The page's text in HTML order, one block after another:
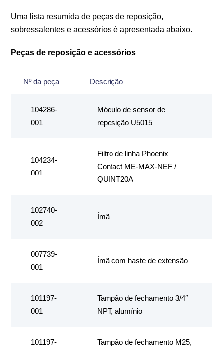
Uma lista resumida de peças de reposição,
sobressalentes e acessórios é apresentada abaixo.
Peças de reposição e acessórios
Nº da peça Descrição
104286-
001
Módulo de sensor de
reposição U5015
104234-
001
Filtro de linha Phoenix
Contact ME-MAX-NEF /
QUINT20A
102740-
002
Ímã
007739-
001
Ímã com haste de extensão
101197-
001
Tampão de fechamento 3/4″
NPT, alumínio
101197-
Tampão de fechamento M25,